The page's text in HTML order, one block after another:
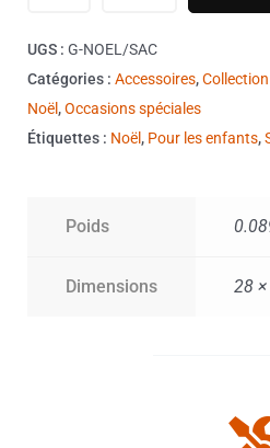
UGS : G-NOEL/SAC
Catégories : Accessoires,Collection
Noël ,Occasions spéciales
Étiquettes : Noël , Pour les enfants,
Poids
Dimensions 28